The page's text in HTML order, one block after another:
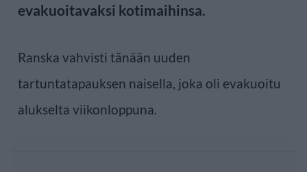
evakuoitavaksi kotimaihinsa.
Ranska vahvisti tänään uuden
tartuntatapauksen naisella, joka oli evakuoitu
alukselta viikonloppuna.